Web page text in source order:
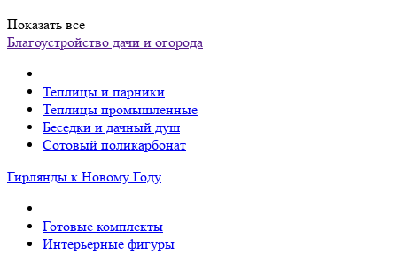
Показать все
Благоустройство дачи и огорода
Теплицы и парники
Теплицы промышленные
Беседки и дачный душ
Сотовый поликарбонат
Гирлянды к Новому Году
Готовые комплекты
Интерьерные фигуры